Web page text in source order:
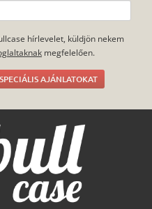
hírlevelet, küldjön nekem
megfelelően.
AJÁNLATOKAT